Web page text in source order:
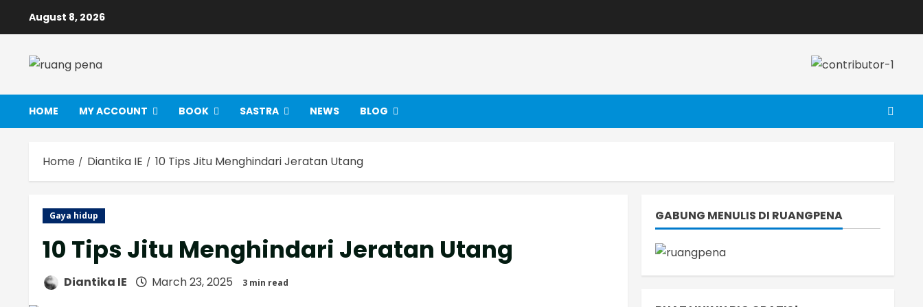
August 8, 2026
HOME MY ACCOUNT BOOK SASTRA NEWS BLOG
Home Diantika IE 10 Tips Jitu Menghindari Jeratan Utang
Gaya hidup
10 Tips Jitu Menghindari Jeratan Utang
Diantika IE March 23, 2025 3 min read
GABUNG MENULIS DI RUANGPENA